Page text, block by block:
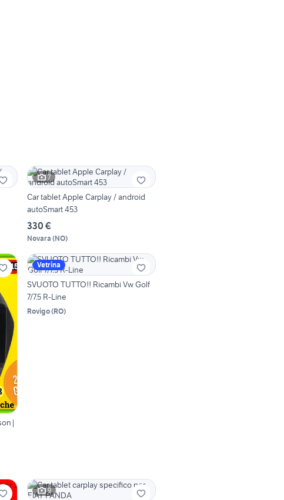
7
Car tablet Apple Carplay / android
autoSmart 453
330 €
Novara (NO)
Vetrina
SVUOTO TUTTO!! Ricambi Vw Golf
7/7.5 R-Line
Rovigo(RO)
9